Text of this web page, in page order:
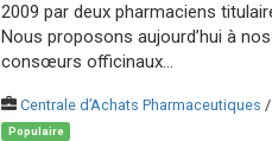
2009 par deux pharmaciens
Nous proposons aujourd’hui à
consœurs officinaux...
Centrale d’Achats Pharmaceutiques /
Populaire